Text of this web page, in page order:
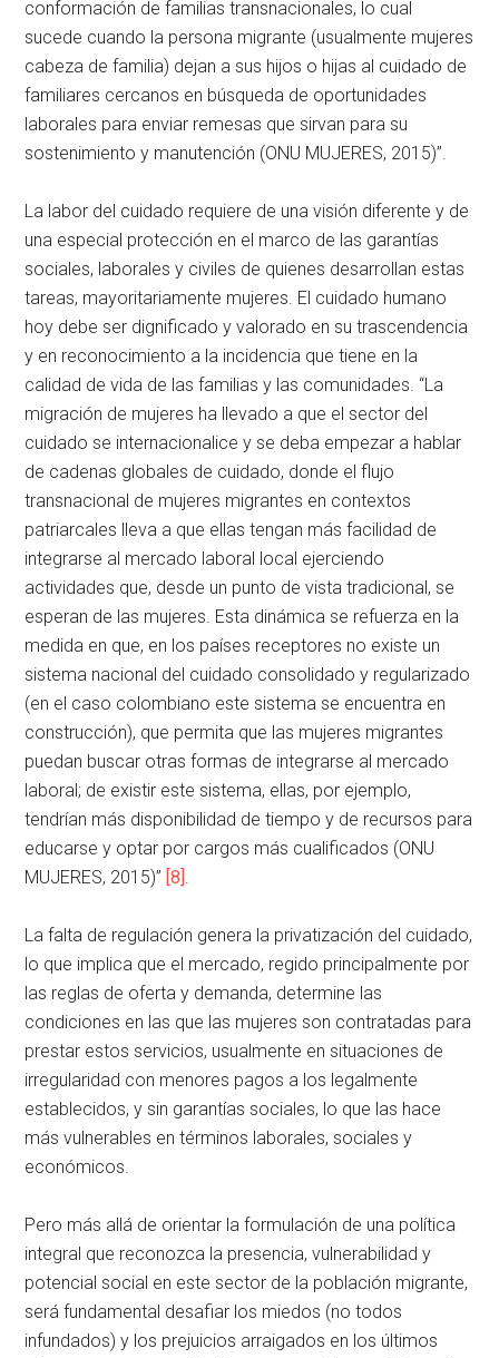
conformación de familias transnacionales, lo cual
sucede cuando la persona migrante (usualmente mujeres
cabeza de familia) dejan a sus hijos o hijas al cuidado de
familiares cercanos en búsqueda de oportunidades
laborales para enviar remesas que sirvan para su
sostenimiento y manutención (ONU MUJERES, 2015)”.
La labor del cuidado requiere de una visión diferente y de
una especial protección en el marco de las garantías
sociales, laborales y civiles de quienes desarrollan estas
tareas, mayoritariamente mujeres. El cuidado humano
hoy debe ser dignificado y valorado en su trascendencia
y en reconocimiento a la incidencia que tiene en la
calidad de vida de las familias y las comunidades. “La
migración de mujeres ha llevado a que el sector del
cuidado se internacionalice y se deba empezar a hablar
de cadenas globales de cuidado, donde el flujo
transnacional de mujeres migrantes en contextos
patriarcales lleva a que ellas tengan más facilidad de
integrarse al mercado laboral local ejerciendo
actividades que, desde un punto de vista tradicional, se
esperan de las mujeres. Esta dinámica se refuerza en la
medida en que, en los países receptores no existe un
sistema nacional del cuidado consolidado y regularizado
(en el caso colombiano este sistema se encuentra en
construcción), que permita que las mujeres migrantes
puedan buscar otras formas de integrarse al mercado
laboral; de existir este sistema, ellas, por ejemplo,
tendrían más disponibilidad de tiempo y de recursos para
educarse y optar por cargos más cualificados (ONU
MUJERES, 2015)” [8].
La falta de regulación genera la privatización del cuidado,
lo que implica que el mercado, regido principalmente por
las reglas de oferta y demanda, determine las
condiciones en las que las mujeres son contratadas para
prestar estos servicios, usualmente en situaciones de
irregularidad con menores pagos a los legalmente
establecidos, y sin garantías sociales, lo que las hace
más vulnerables en términos laborales, sociales y
económicos.
Pero más allá de orientar la formulación de una política
integral que reconozca la presencia, vulnerabilidad y
potencial social en este sector de la población migrante,
será fundamental desafiar los miedos (no todos
infundados) y los prejuicios arraigados en los últimos